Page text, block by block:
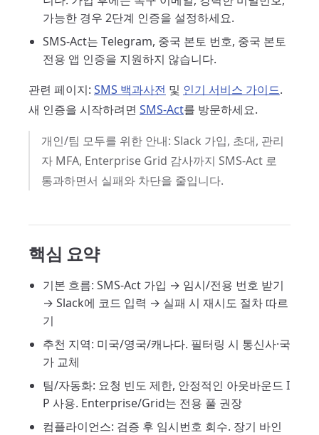
가능한 경우 2단계 인증을 설정하세요.
SMS-Act는 Telegram, 중국 본토 번호, 중국 본토
전용 앱 인증을 지원하지 않습니다.
관련 페이지: SMS 백과사전 및 인기 서비스 가이드.
새 인증을 시작하려면 SMS-Act를 방문하세요.
개인/팀 모두를 위한 안내: Slack 가입, 초대, 관리
자 MFA, Enterprise Grid 감사까지 SMS-Act 로
통과하면서 실패와 차단을 줄입니다.
핵심 요약
기본 흐름: SMS-Act 가입 → 임시/전용 번호 받기
→ Slack에 코드 입력 → 실패 시 재시도 절차 따르
기
추천 지역: 미국/영국/캐나다. 필터링 시 통신사·국
가 교체
팀/자동화: 요청 빈도 제한, 안정적인 아웃바운드 I
P 사용. Enterprise/Grid는 전용 풀 권장
컴플라이언스: 검증 후 임시번호 회수. 장기 바인